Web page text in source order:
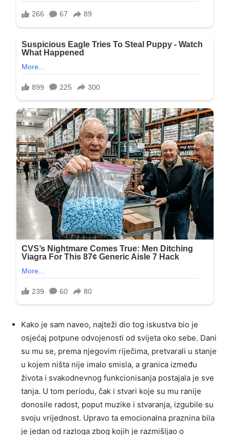
Kako je sam naveo, najteži dio tog iskustva bio je
osjećaj potpune odvojenosti od svijeta oko sebe. Dani
su mu se, prema njegovim riječima, pretvarali u stanje
u kojem ništa nije imalo smisla, a granica između
života i svakodnevnog funkcionisanja postajala je sve
tanja. U tom periodu, čak i stvari koje su mu ranije
donosile radost, poput muzike i stvaranja, izgubile su
svoju vrijednost. Upravo ta emocionalna praznina bila
je jedan od razloga zbog kojih je razmišljao o